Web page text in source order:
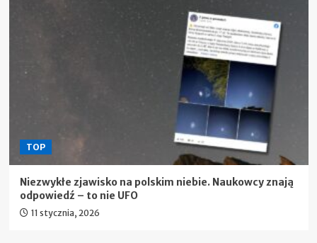
TOP
Niezwykłe zjawisko na polskim niebie. Naukowcy znają
odpowiedź – to nie UFO
11 stycznia, 2026